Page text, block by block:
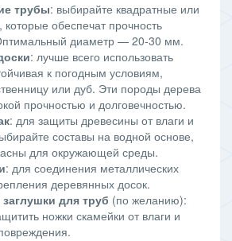
трубы: выбирайте квадратные или
которые обеспечат прочность
диаметр — 20-30 мм.
: лучше всего использовать
к погодным условиям,
или дуб. Эти породы дерева
прочностью и долговечностью.
: для защиты древесины от влаги и
составы на водной основе,
для окружающей среды.
: для соединения металлических
деревянных досок.
для труб (по желанию):
ножки скамейки от влаги и